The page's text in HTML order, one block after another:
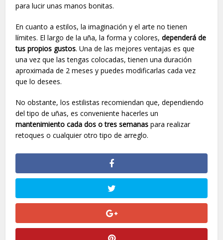
para lucir unas manos bonitas.
En cuanto a estilos, la imaginación y el arte no tienen
límites. El largo de la uña, la forma y colores,dependerá de
tus propios gustos. Una de las mejores ventajas es que
una vez que las tengas colocadas, tienen una duración
aproximada de 2 meses y puedes modificarlas cada vez
que lo desees.
No obstante, los estilistas recomiendan que, dependiendo
del tipo de uñas, es conveniente hacerles un
mantenimiento cada dos o tres semanaspara realizar
retoques o cualquier otro tipo de arreglo.